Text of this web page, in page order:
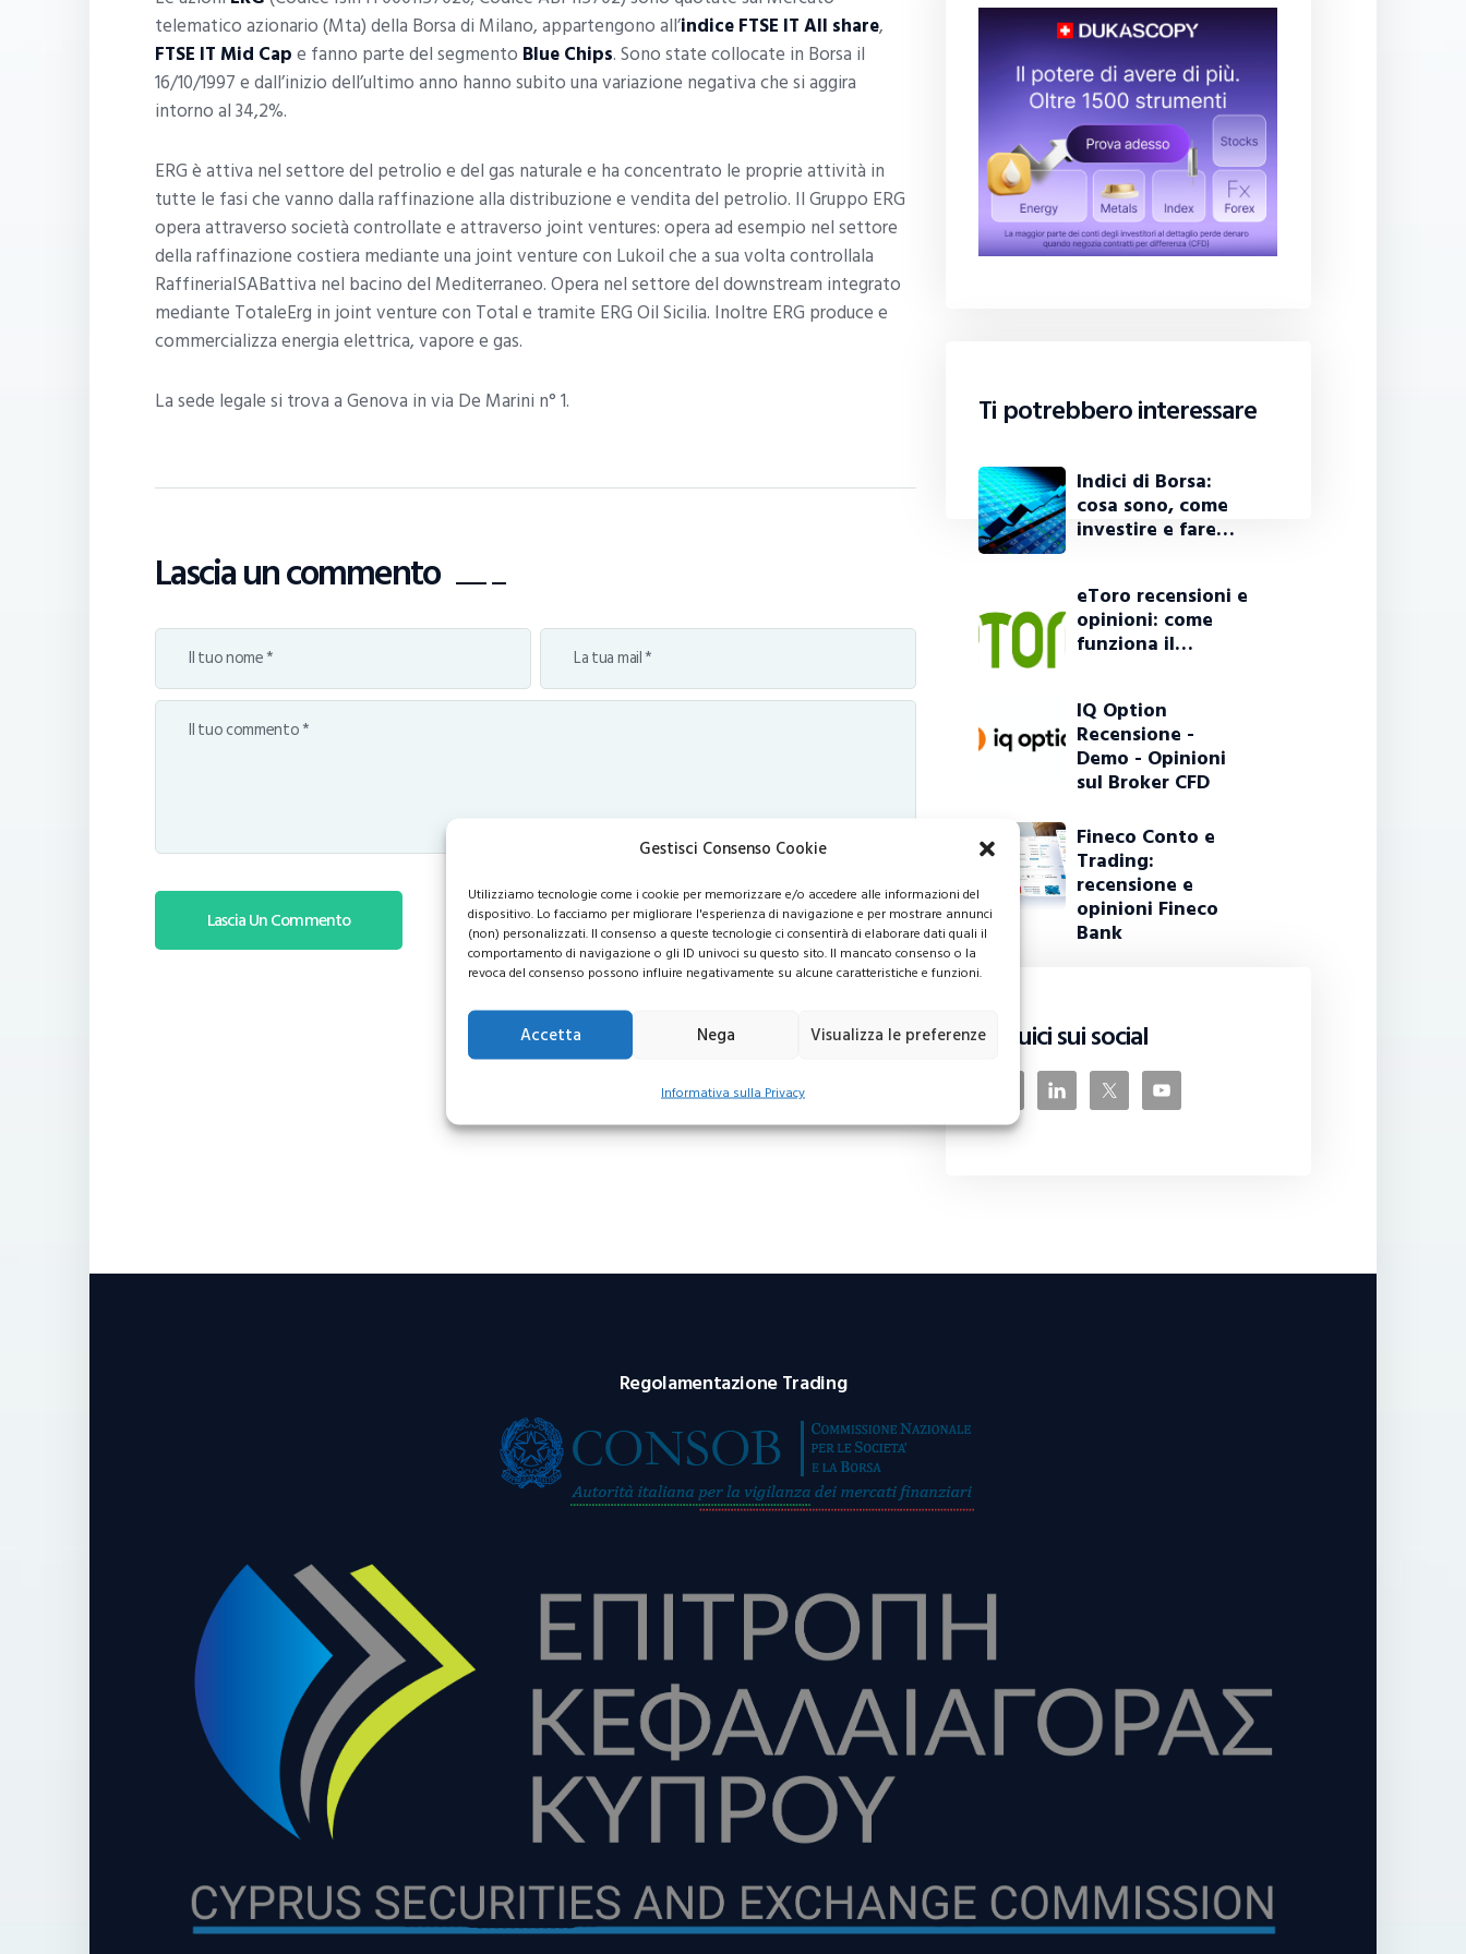
Gestisci Consenso Cookie
Utilizziamo tecnologie come i cookie per memorizzare e/o accedere alle informazioni del
dispositivo. Lo facciamo per migliorare l'esperienza di navigazione e per mostrare annunci
(non) personalizzati. Il consenso a queste tecnologie ci consentirà di elaborare dati quali il
comportamento di navigazione o gli ID univoci su questo sito. Il mancato consenso o la
revoca del consenso possono influire negativamente su alcune caratteristiche e funzioni.
Accetta Nega Visualizza le preferenze
Informativa sulla Privacy
telematico azionario (Mta) della Borsa di Milano, appartengono all’indice FTSE IT All share,
FTSE IT Mid Cape fanno parte del segmento Blue Chips. Sono state collocate in Borsa il
16/10/1997 e dall’inizio dell’ultimo anno hanno subito una variazione negativa che si aggira
intorno al 34,2%.
ERG è attiva nel settore del petrolio e del gas naturale e ha concentrato le proprie attività in
tutte le fasi che vanno dalla raffinazione alla distribuzione e vendita del petrolio. Il Gruppo ERG
opera attraverso società controllate e attraverso joint ventures: opera ad esempio nel settore
della raffinazione costiera mediante una joint venture con Lukoil che a sua volta controllala
RaffineriaISABattiva nel bacino del Mediterraneo. Opera nel settore del downstream integrato
mediante TotaleErg in joint venture con Total e tramite ERG Oil Sicilia. Inoltre ERG produce e
commercializza energia elettrica, vapore e gas.
La sede legale si trova a Genova in via De Marini n° 1.
Lascia un commento
Ti potrebbero interessare
Indici di Borsa:
cosa sono, come
investire e fare…
eToro recensioni e
opinioni: come
funziona il…
IQ Option
Recensione -
Demo - Opinioni
sul Broker CFD
Fineco Conto e
Trading:
recensione e
opinioni Fineco
Bank
Seguici sui social
Regolamentazione Trading